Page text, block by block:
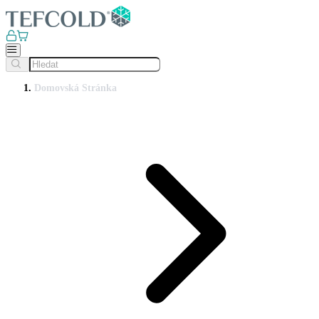
Domovská Stránka